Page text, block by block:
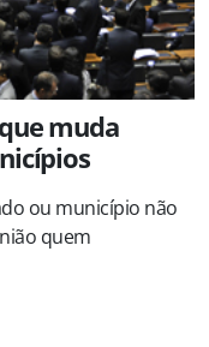
muda
ou município não
quem